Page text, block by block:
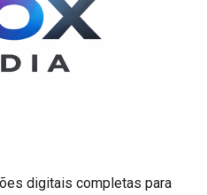
digitais completas para